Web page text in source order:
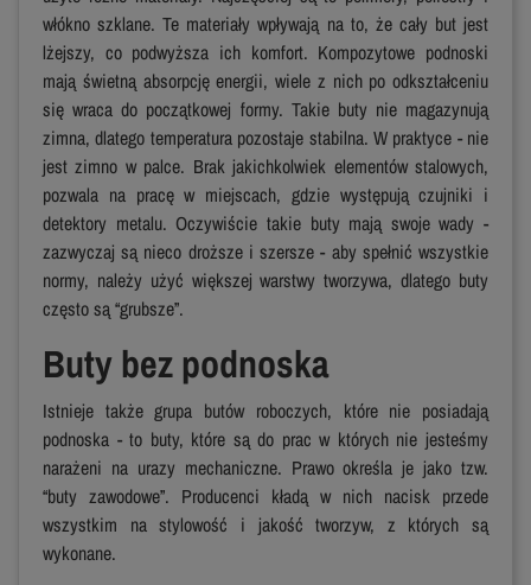
włókno szklane. Te materiały wpływają na to, że cały but jest
lżejszy, co podwyższa ich komfort. Kompozytowe podnoski
mają świetną absorpcję energii, wiele z nich po odkształceniu
się wraca do początkowej formy. Takie buty nie magazynują
zimna, dlatego temperatura pozostaje stabilna. W praktyce - nie
jest zimno w palce. Brak jakichkolwiek elementów stalowych,
pozwala na pracę w miejscach, gdzie występują czujniki i
detektory metalu. Oczywiście takie buty mają swoje wady -
zazwyczaj są nieco droższe i szersze - aby spełnić wszystkie
normy, należy użyć większej warstwy tworzywa, dlatego buty
często są “grubsze”.
Buty bez podnoska
Istnieje także grupa butów roboczych, które nie posiadają
podnoska - to buty, które są do prac w których nie jesteśmy
narażeni na urazy mechaniczne. Prawo określa je jako tzw.
“buty zawodowe”. Producenci kładą w nich nacisk przede
wszystkim na stylowość i jakość tworzyw, z których są
wykonane.